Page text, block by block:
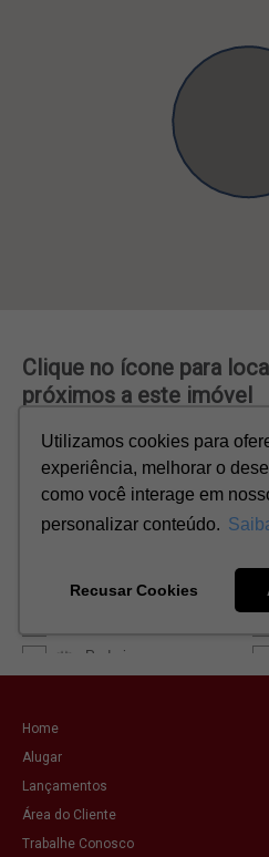
Home
Alugar
Lançamentos
Área do Cliente
Trabalhe Conosco